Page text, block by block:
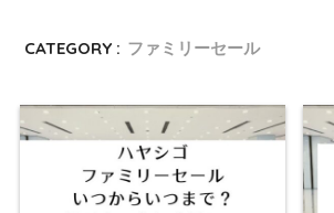
CATEGORY : ファミリーセール